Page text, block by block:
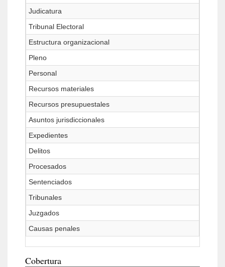
Judicatura
Tribunal Electoral
Estructura organizacional
Pleno
Personal
Recursos materiales
Recursos presupuestales
Asuntos jurisdiccionales
Expedientes
Delitos
Procesados
Sentenciados
Tribunales
Juzgados
Causas penales
Cobertura